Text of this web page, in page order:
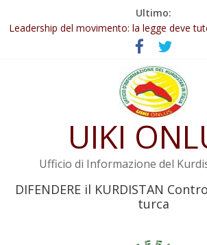
Ultimo:
Abdullah Öcalan: Le legge negativa deve
Leadership del movimento: la legge deve
Öcalan e l’intero movimento
Commissione donne del KNK: Şengal è di
Non tenere conto della situazione di Rêber
Il KNK chiede un’azione internazionale
UIKI
Ufficio di Informazione del
DIFENDERE il KURDISTAN
turca